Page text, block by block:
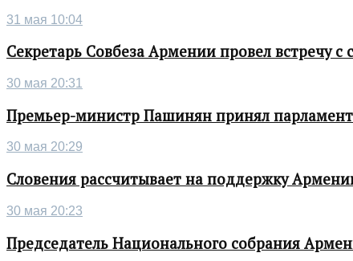
31 мая 10:04
Секретарь Совбеза Армении провел встречу
30 мая 20:31
Премьер-министр Пашинян принял
30 мая 20:29
Словения рассчитывает на поддержку
30 мая 20:23
Председатель Национального собрания